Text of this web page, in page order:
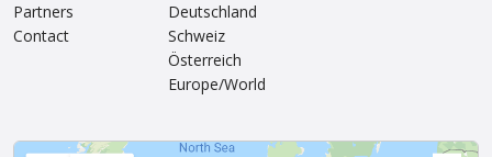
Partners
Contact
Deutschland
Schweiz
Österreich
Europe/World